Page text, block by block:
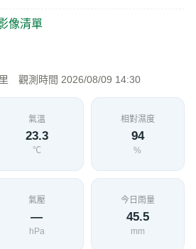
像清單
觀測時間 2026/08/09 14:30
氣溫
23.3
℃
相對濕度
94
%
氣壓
—
hPa
今日雨量
45.5
mm